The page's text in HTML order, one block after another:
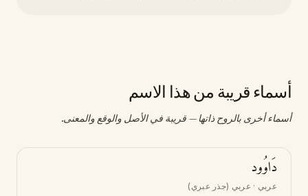
أسماء قريبة من هذا الاسم
أسماء أخرى بالروح ذاتها — قريبة في الأصل والوقع والمعنى.
دَاوُود
عربي · عربي (جذر عبري)